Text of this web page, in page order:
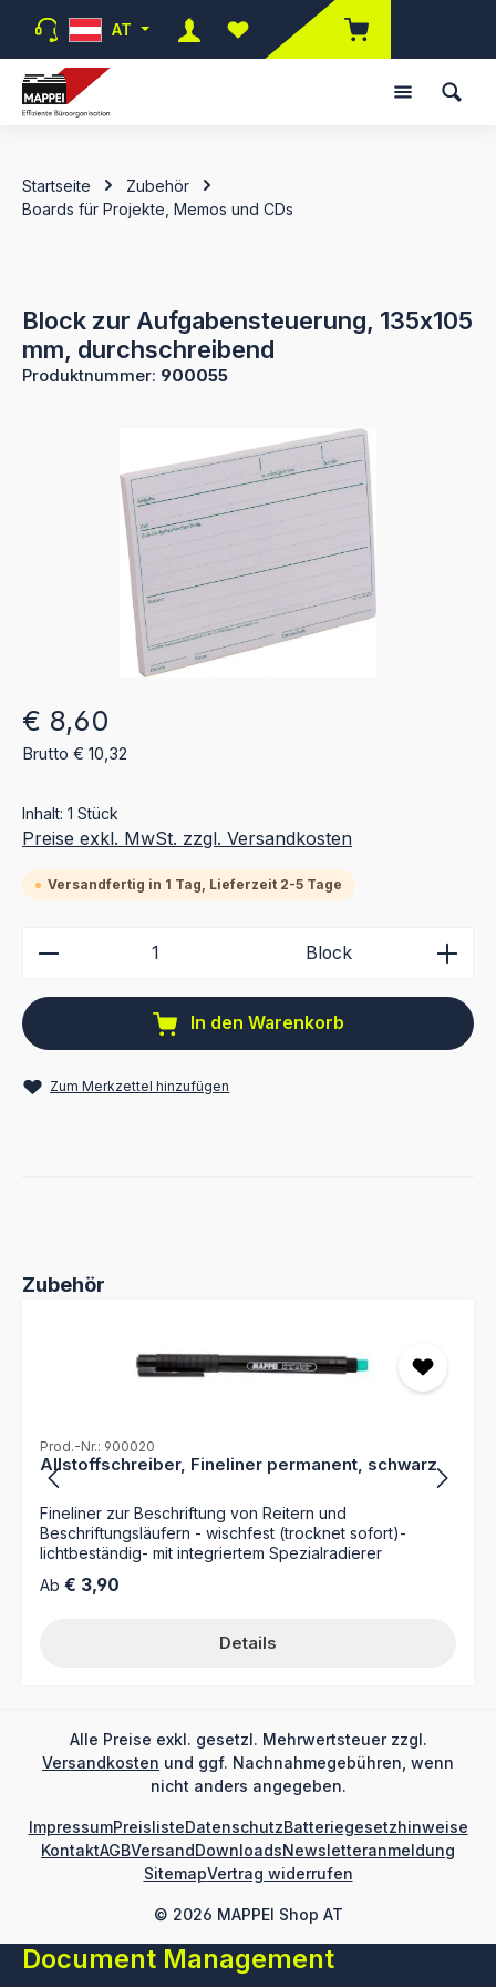
Zum Hauptinhalt springen
AT
Du hast 0 Produkte auf dem
Startseite
Zubehör
Boards für Projekte, Memos und CDs
Block zur Aufgabensteuerung, 135x105
mm, durchschreibend
Produktnummer: 900055
Regulärer Preis:
€ 8,60
Brutto € 10,32
Inhalt: 1 Stück
Preise exkl. MwSt. zzgl. Versandkosten
Versandfertig in 1 Tag, Lieferzeit 2-5 Tage
Produkt Anzahl: Gib den gewünschten Wert ein
Block
In den Warenkorb
Zum Merkzettel hinzufügen
Produktgalerie überspringen
Zubehör
Prod.-Nr.: 900020
Allstoffschreiber, Fineliner permanent, schwarz
Fineliner zur Beschriftung von Reitern und
Beschriftungsläufern - wischfest (trocknet sofort)-
lichtbeständig- mit integriertem Spezialradierer
Regulärer Preis:
Ab € 3,90
Details
Alle Preise exkl. gesetzl. Mehrwertsteuer zzgl.
Versandkosten und ggf. Nachnahmegebühren, wenn
nicht anders angegeben.
© 2026 MAPPEI Shop AT
ImpressumPreislisteDatenschutzBatteriegesetzhinweise
KontaktAGBVersandDownloadsNewsletteranmeldung
SitemapVertrag widerrufen
Document Management